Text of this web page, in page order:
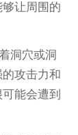
让周围的
洞穴或洞
攻击力和
能会遭到